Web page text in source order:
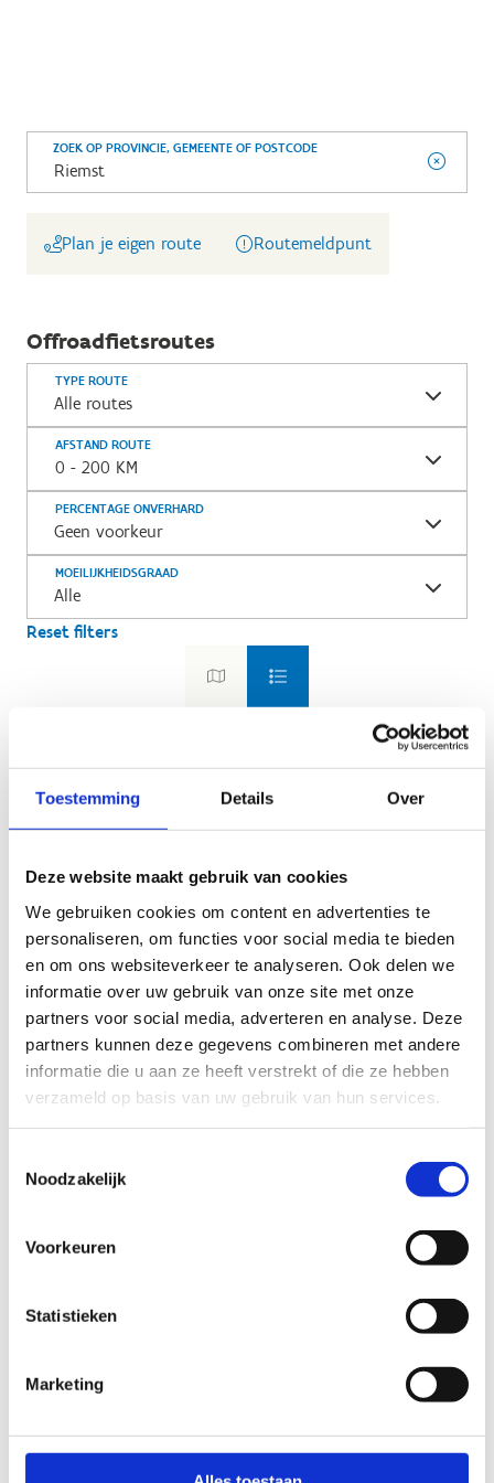
Toestemming Details Over
Deze website maakt gebruik van cookies
We gebruiken cookies om content en advertenties te
personaliseren, om functies voor social media te bieden
en om ons websiteverkeer te analyseren. Ook delen we
informatie over uw gebruik van onze site met onze
partners voor social media, adverteren en analyse. Deze
partners kunnen deze gegevens combineren met andere
informatie die u aan ze heeft verstrekt of die ze hebben
verzameld op basis van uw gebruik van hun services.
Noodzakelijk
Voorkeuren
Statistieken
Marketing
ZOEK OP PROVINCIE, GEMEENTE OF POSTCODE
Plan je eigen route Routemeldpunt
Offroadfietsroutes
TYPE ROUTE
Alle routes
AFSTAND ROUTE
0 - 200 KM
PERCENTAGE ONVERHARD
Geen voorkeur
MOEILIJKHEIDSGRAAD
Alle
Reset filters
−
contributors
zoekparameters